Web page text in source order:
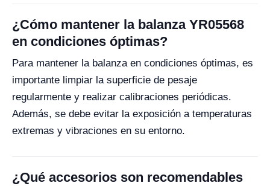
¿Cómo mantener la balanza YR05568
en condiciones óptimas?
Para mantener la balanza en condiciones óptimas, es
importante limpiar la superficie de pesaje
regularmente y realizar calibraciones periódicas.
Además, se debe evitar la exposición a temperaturas
extremas y vibraciones en su entorno.
¿Qué accesorios son recomendables